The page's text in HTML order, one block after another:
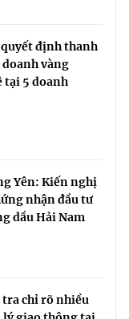
định thanh
vàng
tại 5 doanh
Yên: Kiến nghị
nhận đầu tư
dầu Hải Nam
chỉ rõ nhiều